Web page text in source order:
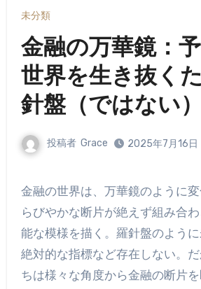
未分類
金融の万華鏡：
世界を生き抜く
針盤（ではない）
投稿者 Grace 2025年7月16日
金融の世界は、万華鏡のように変化し続ける。き
らびやかな断片が絶えず組み合
能な模様を描く。羅針盤のよう
絶対的な指標など存在しない。
ちは様々な角度から金融の断片